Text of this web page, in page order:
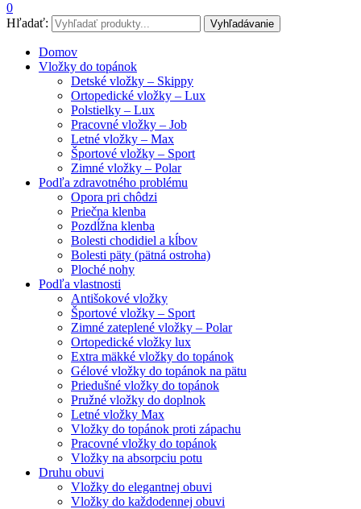
0
Hľadať:
Vyhľadávanie
Domov
Vložky do topánok
Detské vložky – Skippy
Ortopedické vložky – Lux
Polstielky – Lux
Pracovné vložky – Job
Letné vložky – Max
Športové vložky – Sport
Zimné vložky – Polar
Podľa zdravotného problému
Opora pri chôdzi
Priečna klenba
Pozdĺžna klenba
Bolesti chodidiel a kĺbov
Bolesti päty (pätná ostroha)
Ploché nohy
Podľa vlastnosti
Antišokové vložky
Športové vložky – Sport
Zimné zateplené vložky – Polar
Ortopedické vložky lux
Extra mäkké vložky do topánok
Gélové vložky do topánok na pätu
Priedušné vložky do topánok
Pružné vložky do doplnok
Letné vložky Max
Vložky do topánok proti zápachu
Pracovné vložky do topánok
Vložky na absorpciu potu
Druhu obuvi
Vložky do elegantnej obuvi
Vložky do každodennej obuvi